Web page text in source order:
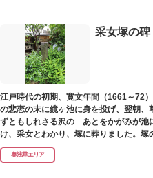
采女塚の碑
江戸時代の初期、寛文年間（1661～72
の悲恋の末に鏡ヶ池に身を投げ、翌朝
ずともしれさる沢の あとをかがみが池
け、采女とわかり、塚に葬りました。
ります。
奥浅草エリア